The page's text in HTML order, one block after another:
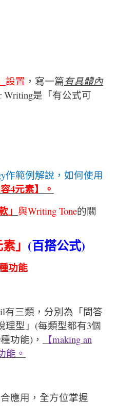
設置 ，寫一篇有具體內
Writing是「有公式可
作範例解說，如何使用
4元素】。
」 與Writing Tone的關
」 (百搭公式)
功能
有三類，分別為「問答
理型」(每類型都有3個
功能)，
【making an
能。
應用，全方位掌握